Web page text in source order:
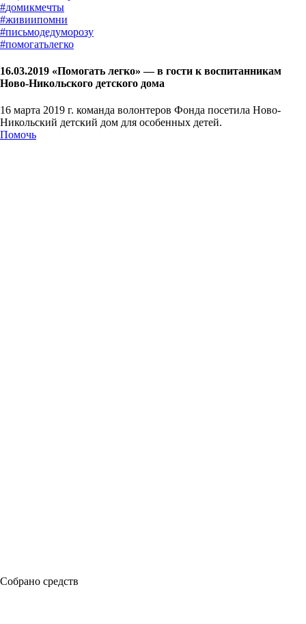
#домикмечты
#живиипомни
#письмодедуморозу
#помогатьлегко
16.03.2019 «Помогать легко» — в гости к воспитанникам
Ново-Никольского детского дома
16 марта 2019 г. команда волонтеров Фонда посетила Ново-
Никольский детский дом для особенных детей.
Помочь
Собрано средств